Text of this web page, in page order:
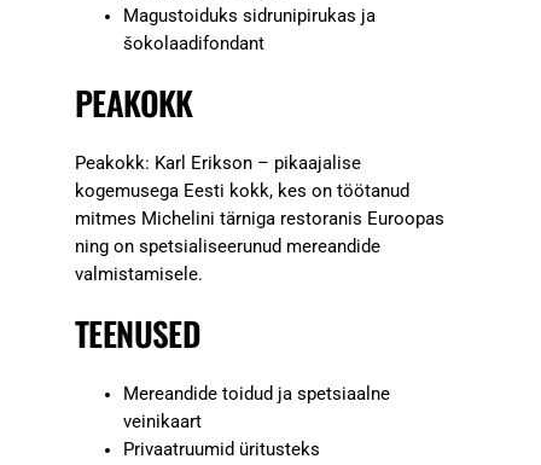
Magustoiduks sidrunipirukas ja
šokolaadifondant
PEAKOKK
Peakokk: Karl Erikson – pikaajalise
kogemusega Eesti kokk, kes on töötanud
mitmes Michelini tärniga restoranis Euroopas
ning on spetsialiseerunud mereandide
valmistamisele.
TEENUSED
Mereandide toidud ja spetsiaalne
veinikaart
Privaatruumid üritusteks